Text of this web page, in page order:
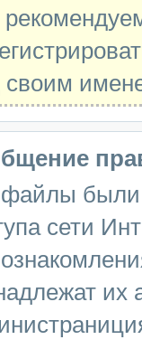
своим
были
сети
их